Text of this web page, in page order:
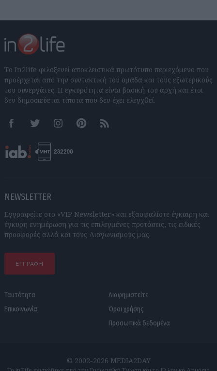
Το In2life φιλοξενεί αποκλειστικά πρωτότυπο περιεχόμενο που
προέρχεται από την συντακτική του ομάδα και τους εξωτερικούς
του συνεργάτες. Η εγκυρότητα είναι βασική του αρχή και έτσι
δεν δημοσιεύεται τίποτα που δεν έχει ελεγχθεί.
FacebookTwitter InstagramPinterestRSS feeds
NEWSLETTER
Εγγραφείτε στο «VIP Newsletter» και εξασφαλίστε έγκαιρη και
έγκυρη ενημέρωση για τις επιλεγμένες προτάσεις, τις ειδικές
προσφορές αλλά και τους Διαγωνισμούς μας.
ΕΓΓΡΑΦΗ
Ταυτότητα
Επικοινωνία
Διαφημιστείτε
Όροι χρήσης
Προσωπικά δεδομένα
© 2002-2026 MEDIA2DAY